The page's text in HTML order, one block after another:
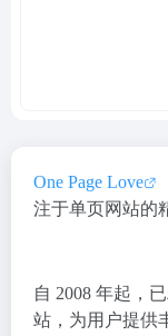
One Page Love
注于单页网站的
自 2008 年起，
站，为用户提供